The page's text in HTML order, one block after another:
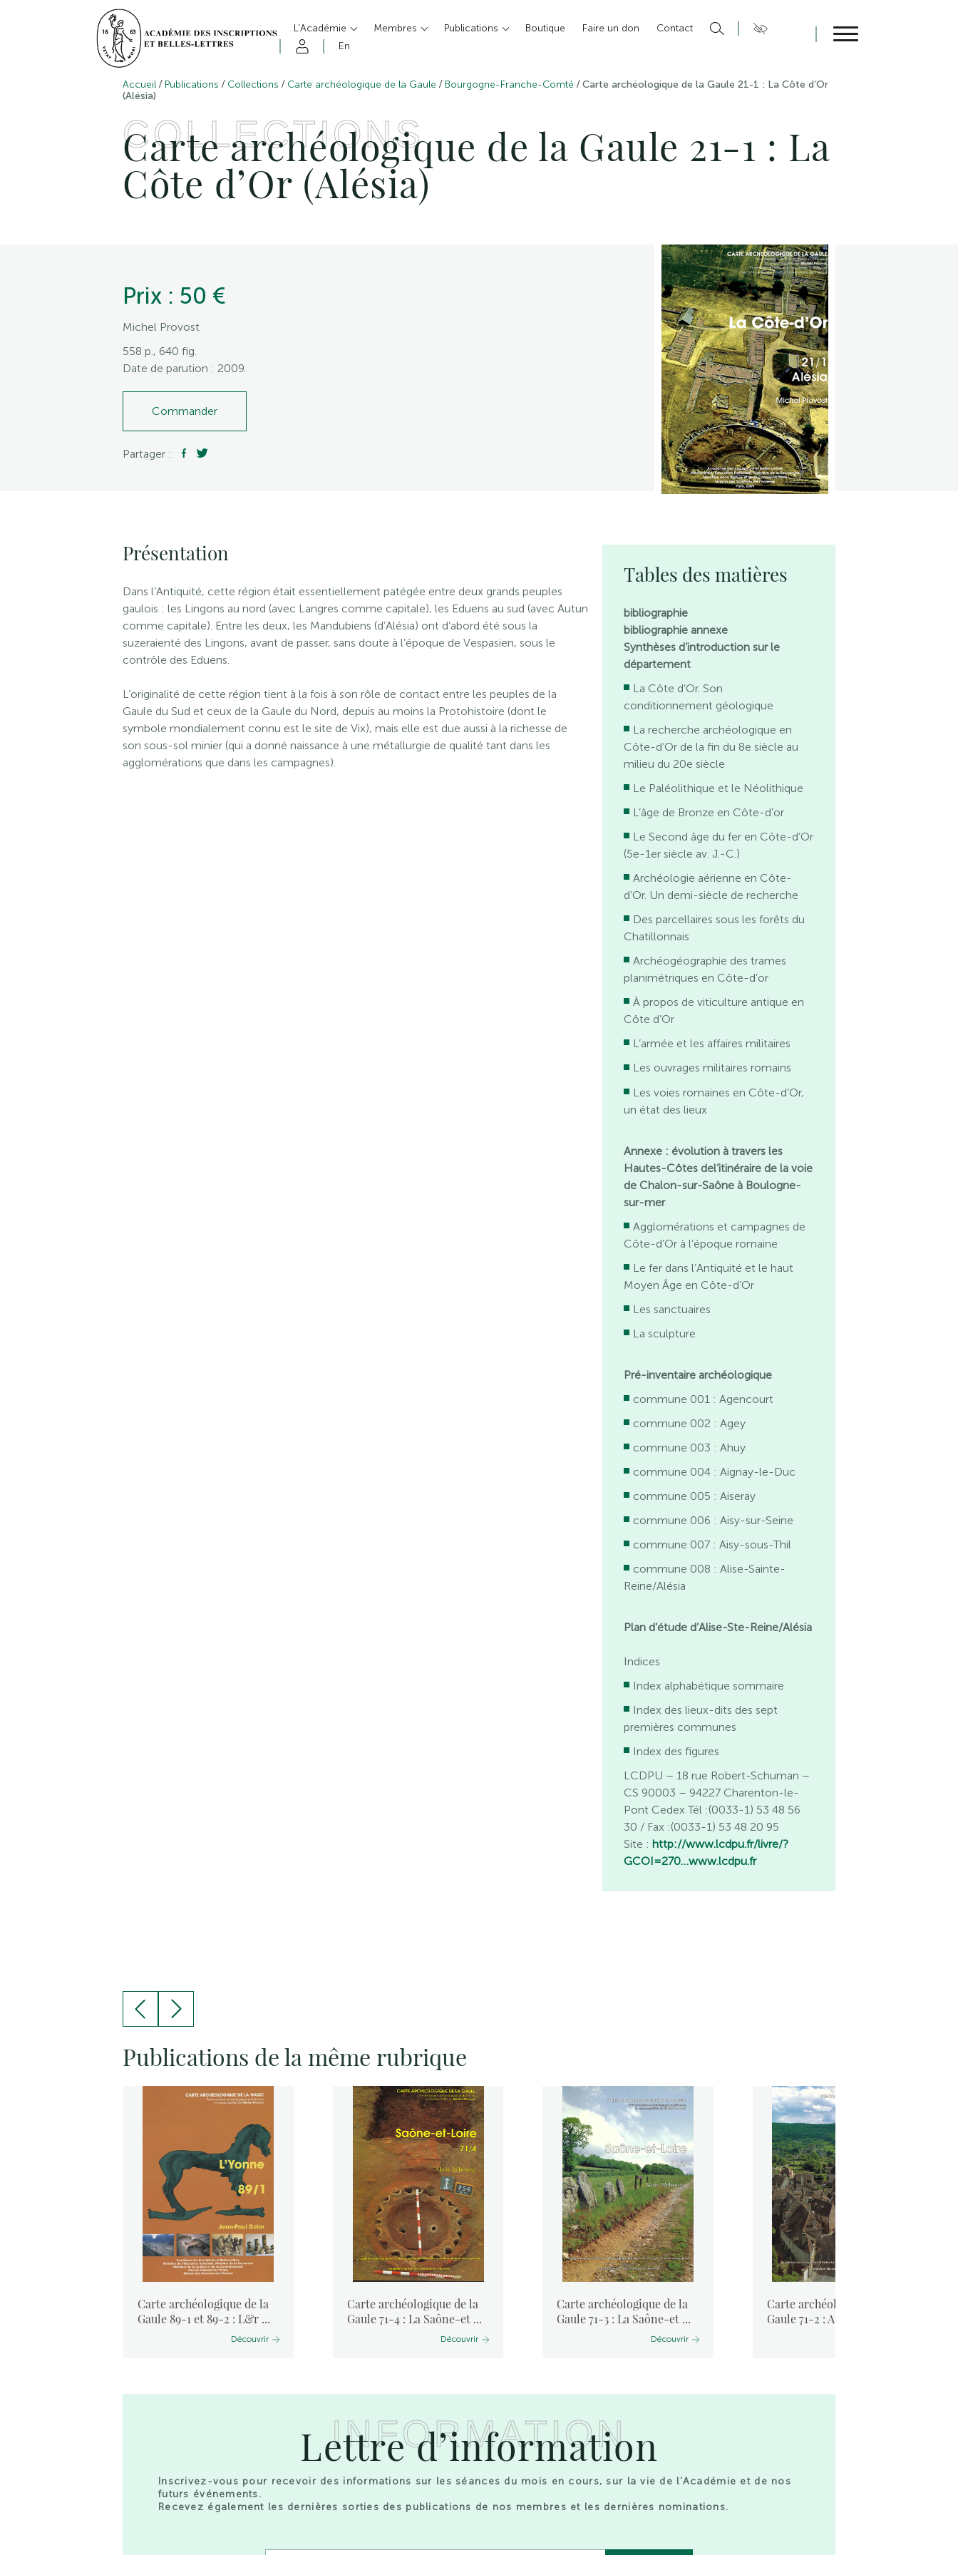
L’Académie Membres Publications Boutique Faire un don
Contact
En
Accueil / Publications / Collections / Carte archéologique de la Gaule / Bourgogne-Franche-Comté /Carte archéologique de la Gaule 21-1 : La Côte d’Or
(Alésia)
COLLECTIONS
Carte archéologique de la Gaule 21-1 : La
Côte d’Or (Alésia)
Prix : 50 €
Michel Provost
558 p., 640 fig.
Date de parution : 2009.
Commander
Partager :
Présentation
Dans l’Antiquité, cette région était essentiellement patégée entre deux grands peuples
gaulois : les Lingons au nord (avec Langres comme capitale), les Eduens au sud (avec Autun
comme capitale). Entre les deux, les Mandubiens (d’Alésia) ont d’abord été sous la
suzeraienté des Lingons, avant de passer, sans doute à l’époque de Vespasien, sous le
contrôle des Eduens.
L’originalité de cette région tient à la fois à son rôle de contact entre les peuples de la
Gaule du Sud et ceux de la Gaule du Nord, depuis au moins la Protohistoire (dont le
symbole mondialement connu est le site de Vix), mais elle est due aussi à la richesse de
son sous-sol minier (qui a donné naissance à une métallurgie de qualité tant dans les
agglomérations que dans les campagnes).
Tables des matières
bibliographie
bibliographie annexe
Synthèses d’introduction sur le
département
La Côte d’Or. Son
conditionnement géologique
La recherche archéologique en
Côte-d’Or de la fin du 8e siècle au
milieu du 20e siècle
Le Paléolithique et le Néolithique
L’âge de Bronze en Côte-d’or
Le Second âge du fer en Côte-d’Or
(5e-1er siècle av. J.-C.)
Archéologie aérienne en Côte-
d’Or. Un demi-siècle de recherche
Des parcellaires sous les forêts du
Chatillonnais
Archéogéographie des trames
planimétriques en Côte-d’or
À propos de viticulture antique en
Côte d’Or
L’armée et les affaires militaires
Les ouvrages militaires romains
Les voies romaines en Côte-d’Or,
un état des lieux
Annexe : évolution à travers les
Hautes-Côtes del’itinéraire de la voie
de Chalon-sur-Saône à Boulogne-
sur-mer
Agglomérations et campagnes de
Côte-d’Or à l’époque romaine
Le fer dans l’Antiquité et le haut
Moyen Âge en Côte-d’Or
Les sanctuaires
La sculpture
Pré-inventaire archéologique
commune 001 : Agencourt
commune 002 : Agey
commune 003 : Ahuy
commune 004 : Aignay-le-Duc
commune 005 : Aiseray
commune 006 : Aisy-sur-Seine
commune 007 : Aisy-sous-Thil
commune 008 : Alise-Sainte-
Reine/Alésia
Plan d’étude d’Alise-Ste-Reine/Alésia
Indices
Index alphabétique sommaire
Index des lieux-dits des sept
premières communes
Index des figures
LCDPU – 18 rue Robert-Schuman –
CS 90003 – 94227 Charenton-le-
Pont Cedex Tél :(0033-1) 53 48 56
30 / Fax :(0033-1) 53 48 20 95
Site : http://www.lcdpu.fr/livre/?
GCOI=270…www.lcdpu.fr
Publications de la même rubrique
Carte archéologique de la
Gaule 89-1 et 89-2 : L&r ...
Découvrir
Carte archéologique de la
Gaule 71-4 : La Saône-et ...
Découvrir
Carte archéologique de la
Gaule 71-3 : La Saône-et ...
Découvrir
Carte archéologique de la
Gaule 71-2 : Autun, atla ...
INFORMATION
Lettre d’information
Inscrivez-vous pour recevoir des informations sur les séances du mois en cours, sur la vie de l’Académie et de nos
futurs événements.
Recevez également les dernières sorties des publications de nos membres et les dernières nominations.